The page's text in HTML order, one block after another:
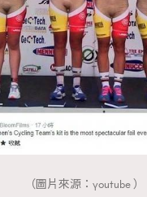
（圖片來源：youtube ）